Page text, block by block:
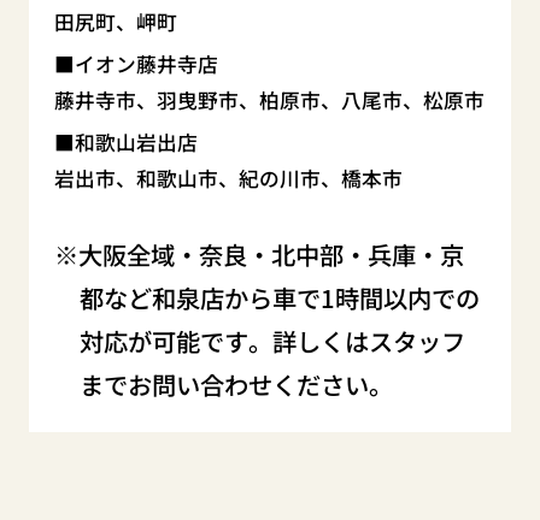
田尻町、岬町
イオン藤井寺店
藤井寺市、羽曳野市、柏原市、八尾市、松原市
和歌山岩出店
岩出市、和歌山市、紀の川市、橋本市
大阪全域・奈良・北中部・兵庫・京
都など和泉店から車で1時間以内での
対応が可能です。詳しくはスタッフ
までお問い合わせください。